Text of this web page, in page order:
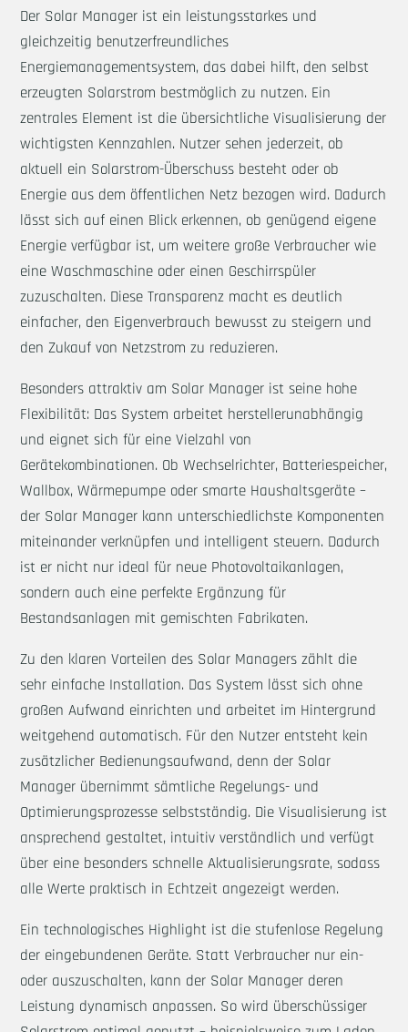
Der Solar Manager ist ein leistungsstarkes und
gleichzeitig benutzerfreundliches
Energiemanagementsystem, das dabei hilft, den selbst
erzeugten Solarstrom bestmöglich zu nutzen. Ein
zentrales Element ist die übersichtliche Visualisierung der
wichtigsten Kennzahlen. Nutzer sehen jederzeit, ob
aktuell ein Solarstrom-Überschuss besteht oder ob
Energie aus dem öffentlichen Netz bezogen wird. Dadurch
lässt sich auf einen Blick erkennen, ob genügend eigene
Energie verfügbar ist, um weitere große Verbraucher wie
eine Waschmaschine oder einen Geschirrspüler
zuzuschalten. Diese Transparenz macht es deutlich
einfacher, den Eigenverbrauch bewusst zu steigern und
den Zukauf von Netzstrom zu reduzieren.
Besonders attraktiv am Solar Manager ist seine hohe
Flexibilität: Das System arbeitet herstellerunabhängig
und eignet sich für eine Vielzahl von
Gerätekombinationen. Ob Wechselrichter, Batteriespeicher,
Wallbox, Wärmepumpe oder smarte Haushaltsgeräte –
der Solar Manager kann unterschiedlichste Komponenten
miteinander verknüpfen und intelligent steuern. Dadurch
ist er nicht nur ideal für neue Photovoltaikanlagen,
sondern auch eine perfekte Ergänzung für
Bestandsanlagen mit gemischten Fabrikaten.
Zu den klaren Vorteilen des Solar Managers zählt die
sehr einfache Installation. Das System lässt sich ohne
großen Aufwand einrichten und arbeitet im Hintergrund
weitgehend automatisch. Für den Nutzer entsteht kein
zusätzlicher Bedienungsaufwand, denn der Solar
Manager übernimmt sämtliche Regelungs- und
Optimierungsprozesse selbstständig. Die Visualisierung ist
ansprechend gestaltet, intuitiv verständlich und verfügt
über eine besonders schnelle Aktualisierungsrate, sodass
alle Werte praktisch in Echtzeit angezeigt werden.
Ein technologisches Highlight ist die stufenlose Regelung
der eingebundenen Geräte. Statt Verbraucher nur ein-
oder auszuschalten, kann der Solar Manager deren
Leistung dynamisch anpassen. So wird überschüssiger